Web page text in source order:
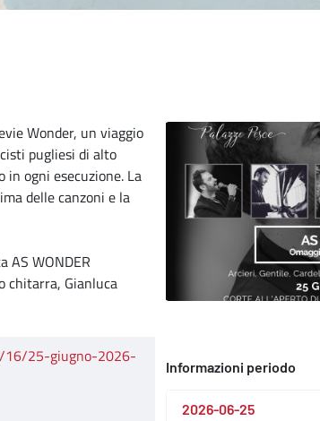
Wonder, un viaggio
pugliesi di alto
in ogni esecuzione. La
delle canzoni e la
AS WONDER
chitarra, Gianluca
16/25-giugno-2026-
Informazioni periodo
2026-06-25